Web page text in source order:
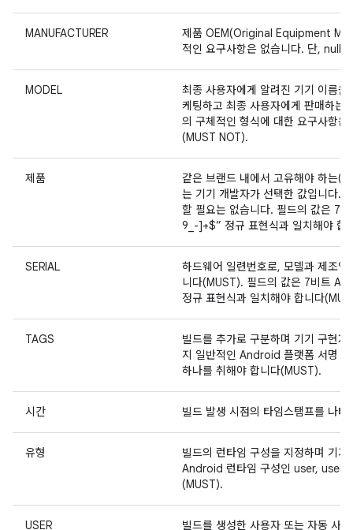
MANUFACTURER
제품 OEM(Original Equipment
적인 요구사항은 없습니다. 단, null
MODEL
최종 사용자에게 알려진 기기 이름
케팅하고 최종 사용자에게 판매하는
의 구체적인 형식에 대한 요구사항
(MUST NOT).
제품
같은 브랜드 내에서 고유해야 하는
는 기기 개발자가 선택한 값입니다.
할 필요는 없습니다. 필드의 값은 7
9_-]+$” 정규 표현식과 일치해야 합
SERIAL
하드웨어 일련번호로, 모델과 제조
니다(MUST). 필드의 값은 7비트
정규 표현식과 일치해야 합니다
TAGS
빌드를 추가로 구분하며 기기 구현
지 일반적인 Android 플랫폼 서명
하나를 취해야 합니다(MUST).
시간 빌드 발생 시점의 타임스탬프를 나타
유형
빌드의 런타임 구성을 지정하며 기
Android 런타임 구성인 user,
(MUST).
USER 빌드를 생성한 사용자 또는 자동 사